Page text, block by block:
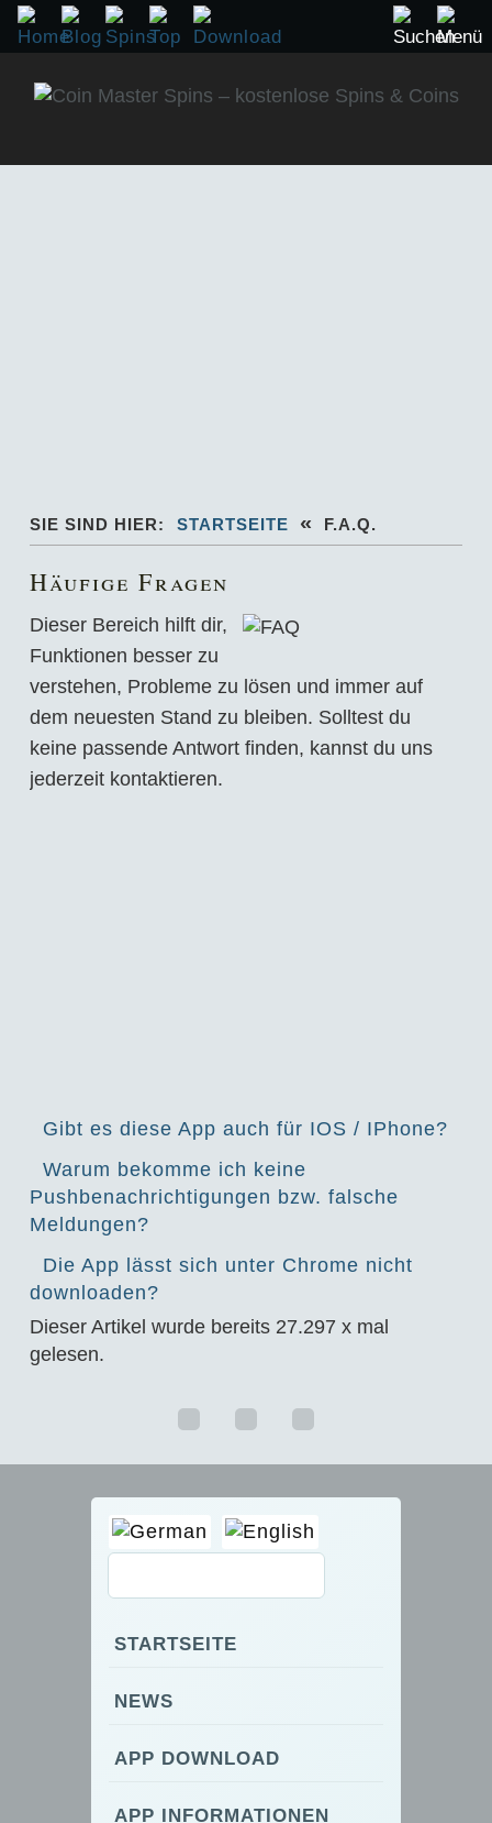
SIE SIND HIER: STARTSEITE « F.A.Q.
Häufige Fragen
Dieser Bereich hilft dir,
Funktionen besser zu
verstehen, Probleme zu lösen und immer auf
dem neuesten Stand zu bleiben. Solltest du
keine passende Antwort finden, kannst du uns
jederzeit kontaktieren.
Gibt es diese App auch für IOS / IPhone?
Warum bekomme ich keine
Pushbenachrichtigungen bzw. falsche
Meldungen?
Die App lässt sich unter Chrome nicht
downloaden?
Dieser Artikel wurde bereits 27.297 x mal
gelesen.
STARTSEITE
NEWS
APP DOWNLOAD
APP INFORMATIONEN